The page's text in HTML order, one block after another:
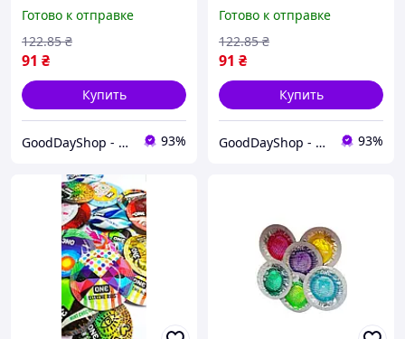
яркость и новые
ощущения в интимную
жизнь
Готово к отправке
91 ₴
122.85 ₴
Купить
GoodDayShop - Онлайн магазин различных товаров 93%
ощущений в интимной
близости
Готово к отправке
91 ₴
122.85 ₴
Купить
GoodDayShop - Онлайн магазин различных товаров 93%